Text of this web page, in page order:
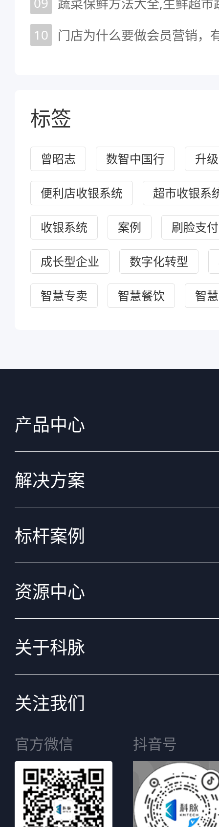
10
门店为什么要做会员营销，
标签
曾昭志 数智中国行 升
便利店收银系统 超市收银系
收银系统 案例 刷脸支付
成长型企业 数字化转型
智慧专卖 智慧餐饮 智
产品中心
解决方案
标杆案例
资源中心
关于科脉
关注我们
官方微信 抖音号